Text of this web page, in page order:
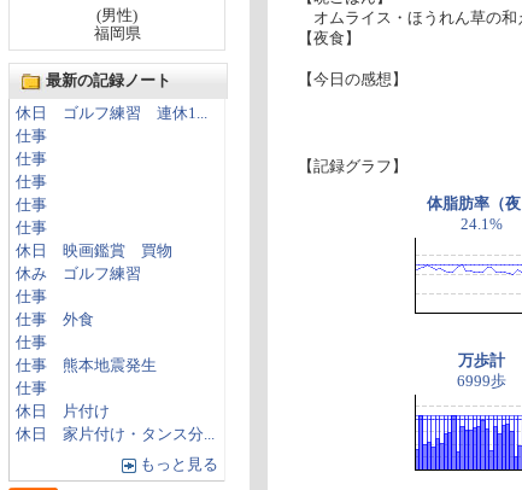
(男性)
福岡県
最新の記録ノート
休日 ゴルフ練習 連休1...
仕事
仕事
仕事
仕事
仕事
休日 映画鑑賞 買物
休み ゴルフ練習
仕事
仕事 外食
仕事
仕事 熊本地震発生
仕事
休日 片付け
休日 家片付け・タンス分...
もっと見る
オムライス・ほうれん草の和
【夜食】
【今日の感想】
【記録グラフ】
体脂肪率（夜
24.1%
万歩計
6999歩